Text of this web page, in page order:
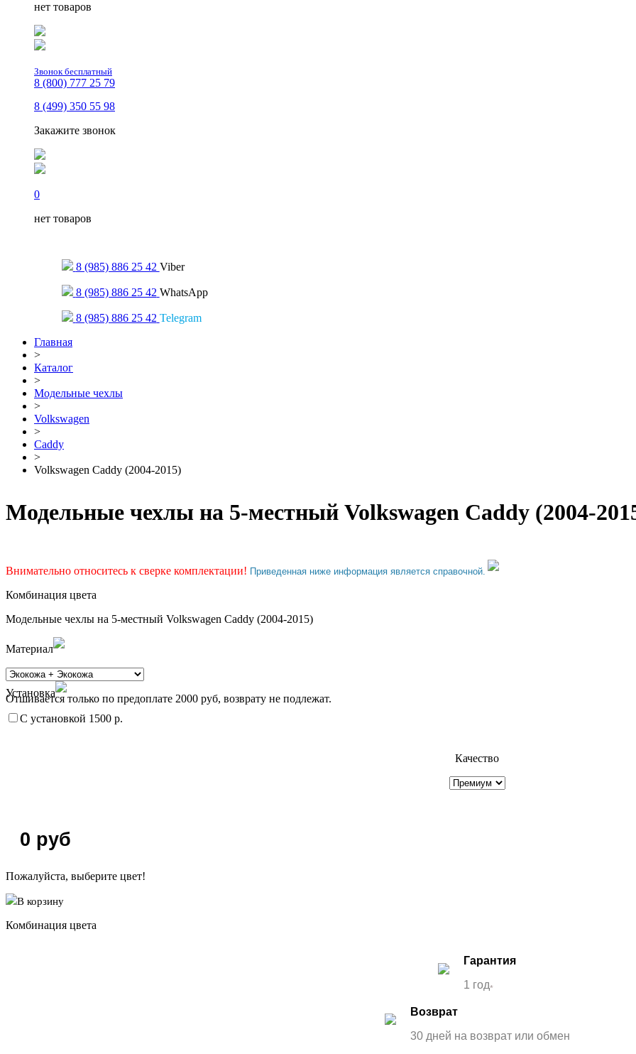
нет товаров
Звонок бесплатный
8 (800) 777 25 79
8 (499) 350 55 98
Закажите звонок
0
нет товаров
8 (985) 886 25 42 Viber
8 (985) 886 25 42 WhatsApp
8 (985) 886 25 42 Telegram
Главная
>
Каталог
>
Модельные чехлы
>
Volkswagen
>
Caddy
>
Volkswagen Caddy (2004-2015)
Модельные чехлы на 5-местный Volkswagen Caddy (2004-
Внимательно относитесь к сверке комплектации! Приведенная ниже информация является справочной.
Комбинация цвета
Модельные чехлы на 5-местный Volkswagen Caddy (2004-2015)
Материал
Отшивается только по предоплате 2000 руб, возврату не подлежат.
Установка
С установкой 1500 р.
Качество
0 руб
Пожалуйста, выберите цвет!
В корзину
Комбинация цвета
Гарантия
1 год*
Возврат
30 дней на возврат или обмен